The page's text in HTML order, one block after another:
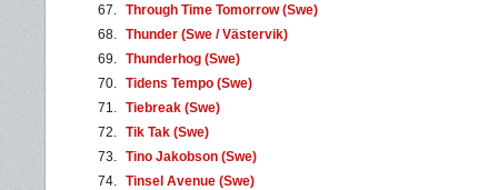
67. Through Time Tomorrow (Swe)
68. Thunder (Swe / Västervik)
69. Thunderhog (Swe)
70. Tidens Tempo (Swe)
71. Tiebreak (Swe)
72. Tik Tak (Swe)
73. Tino Jakobson (Swe)
74. Tinsel Avenue (Swe)